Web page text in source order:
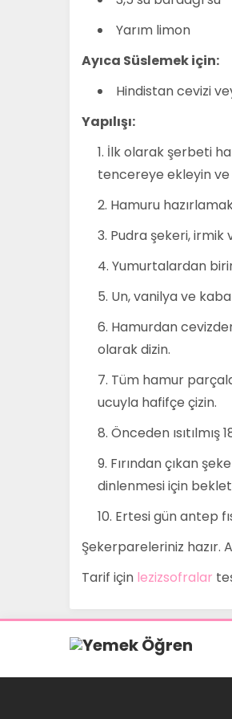
Yarım limon
Ayıca Süslemek için:
Hindistan cevizi
Yapılışı:
İlk olarak şerbeti
tencereye ekleyin ve
Hamuru
Pudra şekeri,
Yumurtalardan
Un, vanilya ve
Hamurdan
olarak dizin.
Tüm hamur
ucuyla hafifçe çizin.
Önceden ısıtılmış
Fırından çıkan
dinlenmesi için
Ertesi gün antep
Şekerpareleriniz hazır.
Tarif için lezizsofralar